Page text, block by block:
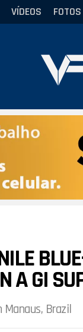
VÍDEOS FOTOS
A GI
Brazil